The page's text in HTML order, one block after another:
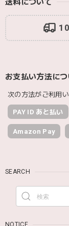
送料について
お支払い方法に
次の方法がご利用い
PAY ID あと払い
Amazon Pay
SEARCH